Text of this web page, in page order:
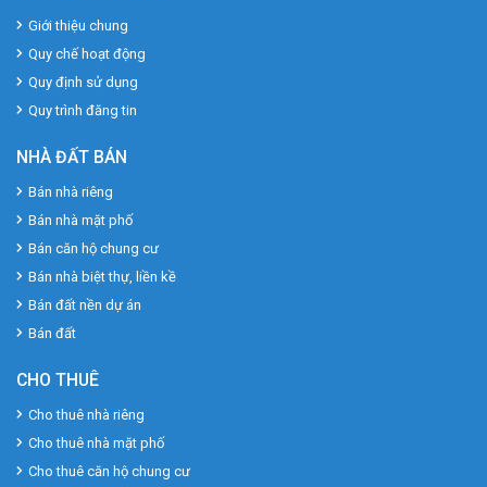
Giới thiệu chung
Quy chế hoạt động
Quy định sử dụng
Quy trình đăng tin
NHÀ ĐẤT BÁN
Bán nhà riêng
Bán nhà mặt phố
Bán căn hộ chung cư
Bán nhà biệt thự, liền kề
Bán đất nền dự án
Bán đất
CHO THUÊ
Cho thuê nhà riêng
Cho thuê nhà mặt phố
Cho thuê căn hộ chung cư